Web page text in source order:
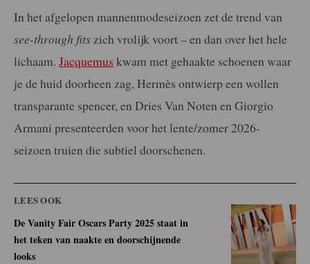
In het afgelopen mannenmodeseizoen zet de trend van
see-through fitszich vrolijk voort – en dan over het hele
lichaam. Jacquemus kwam met gehaakte schoenen waar
je de huid doorheen zag, Hermès ontwierp een wollen
transparante spencer, en Dries Van Noten en Giorgio
Armani presenteerden voor het lente/zomer 2026-
seizoen truien die subtiel doorschenen.
LEES OOK
De Vanity Fair Oscars Party 2025 staat in
het teken van naakte en doorschijnende
looks